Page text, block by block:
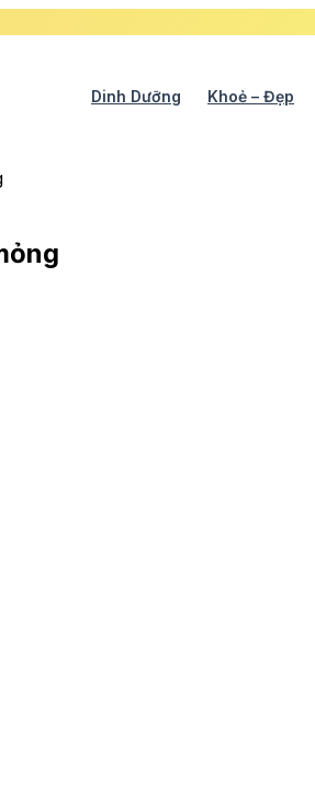
Dinh Dưỡng Khoẻ – Đẹp